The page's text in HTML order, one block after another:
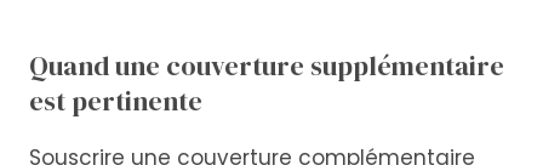
Quand une couverture supplémentaire
est pertinente
Souscrire une couverture complémentaire